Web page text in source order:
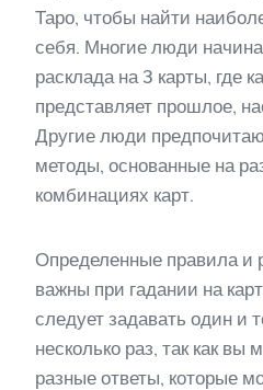
Таро, чтобы найти
себя. Многие люди
расклада на 3 карты, где
представляет прошлое,
Другие люди
методы, основанные на
комбинациях карт.
Определенные правила и
важны при гадании на
следует задавать один и
несколько раз, так как вы
разные ответы, которые